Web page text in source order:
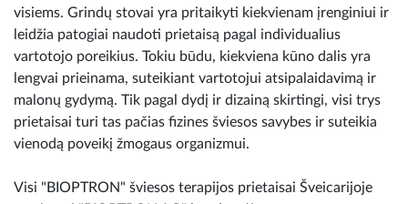
visiems. Grindų stovai yra pritaikyti kiekvienam įrenginiui ir
leidžia patogiai naudoti prietaisą pagal individualius
vartotojo poreikius. Tokiu būdu, kiekviena kūno dalis yra
lengvai prieinama, suteikiant vartotojui atsipalaidavimą ir
malonų gydymą. Tik pagal dydį ir dizainą skirtingi, visi trys
prietaisai turi tas pačias fizines šviesos savybes ir suteikia
vienodą poveikį žmogaus organizmui.
Visi "BIOPTRON" šviesos terapijos prietaisai Šveicarijoje